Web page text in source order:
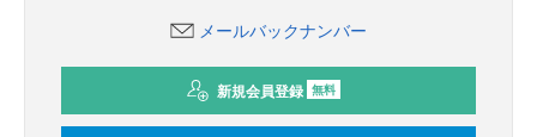
メールバックナンバー
新規会員登録 無料